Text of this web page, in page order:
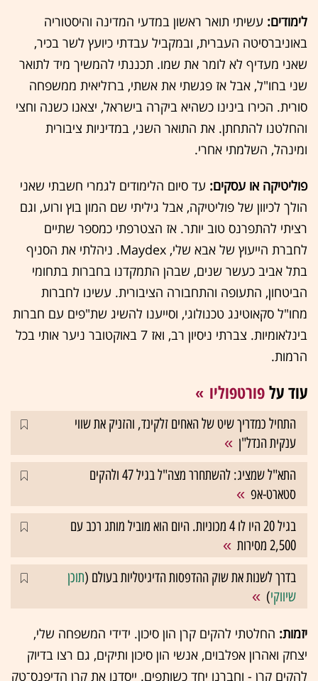
לימודים: עשיתי תואר ראשון במדעי המדינה והיסטוריה
באוניברסיטה העברית, ובמקביל עבדתי כיועץ לשר בכיר,
שאני מעדיף לא לומר את שמו. תכננתי להמשיך מיד לתואר
שני בחו"ל, אבל אז פגשתי את אשתי, ברזליאית ממשפחה
סורית. הכירו בינינו כשהיא ביקרה בישראל, יצאנו כשנה וחצי
והחלטנו להתחתן. את התואר השני, במדיניות ציבורית
ומינהל, השלמתי אחרי.
פוליטיקה או עסקים: עד סיום הלימודים לגמרי חשבתי שאני
הולך לכיוון של פוליטיקה, אבל גיליתי שם המון בוץ ורוע, וגם
רציתי להתפרנס טוב יותר. אז הצטרפתי כמספר שתיים
לחברת הייעוץ של אבא שלי, Maydex. ניהלתי את הסניף
בתל אביב כעשר שנים, שבהן התמקדנו בחברות בתחומי
הביטחון, התעופה והתחבורה הציבורית. עשינו לחברות
מחו"ל סקאוטינג טכנולוגי, וסייענו להשיג שת"פים עם חברות
בינלאומיות. צברתי ניסיון רב, ואז 7 באוקטובר ניער אותי בכל
הרמות.
עוד עלפורטפוליו
התחיל כמדריך שיט של האחים זלקינד, והזניק את שווי
ענקית הנדל"ן
התא"ל שמציג: להשתחרר מצה"ל בגיל 47 ולהקים
סטארט-אפ
בגיל 20 היו לו 4 מכוניות. היום הוא מוביל מותג רכב עם
2,500 מסירות
בדרך לשנות את שוק ההדפסות הדיגיטליות בעולם (תוכן
שיווקי)
יזמות: החלטתי להקים קרן הון סיכון. ידידי המשפחה שלי,
יצחק ואהרון אפלבוים, אנשי הון סיכון ותיקים, גם רצו בדיוק
להקים קרן - וחברנו יחד כשותפים. ייסדנו את קרן הדיפנס־טק